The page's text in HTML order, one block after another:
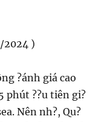
2024 )
?ánh giá cao
phút ??u tiên gi?
Nên nh?, Qu?